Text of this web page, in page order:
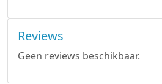
Reviews
Geen reviews beschikbaar.